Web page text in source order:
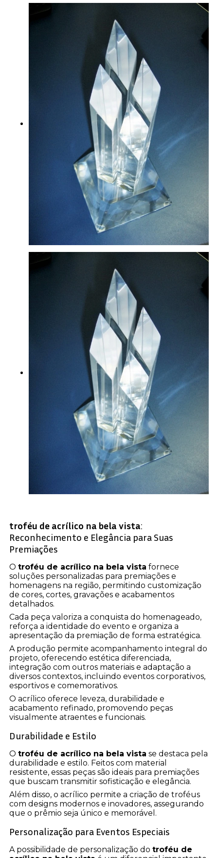
troféu de acrílico na bela vista:
Reconhecimento e Elegância para Suas
Premiações
Otroféu de acrílico na bela vista fornece
soluções personalizadas para premiações e
homenagens na região, permitindo customização
de cores, cortes, gravações e acabamentos
detalhados.
Cada peça valoriza a conquista do homenageado,
reforça a identidade do evento e organiza a
apresentação da premiação de forma estratégica.
A produção permite acompanhamento integral do
projeto, oferecendo estética diferenciada,
integração com outros materiais e adaptação a
diversos contextos, incluindo eventos corporativos,
esportivos e comemorativos.
O acrílico oferece leveza, durabilidade e
acabamento refinado, promovendo peças
visualmente atraentes e funcionais.
Durabilidade e Estilo
Otroféu de acrílico na bela vista se destaca pela
durabilidade e estilo. Feitos com material
resistente, essas peças são ideais para premiações
que buscam transmitir sofisticação e elegância.
Além disso, o acrílico permite a criação de troféus
com designs modernos e inovadores, assegurando
que o prêmio seja único e memorável.
Personalização para Eventos Especiais
A possibilidade de personalização dotroféu de